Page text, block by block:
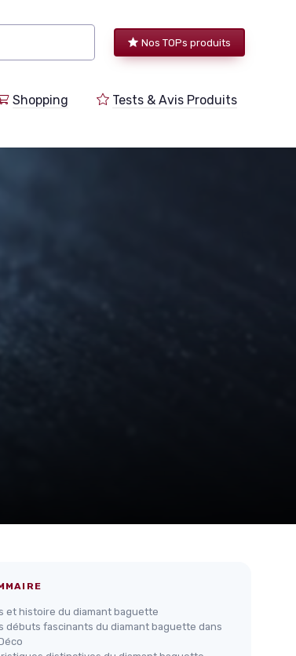
Nos TOPs produits
Shopping Tests & Avis Produits
et histoire du diamant baguette
débuts fascinants du diamant baguette dans